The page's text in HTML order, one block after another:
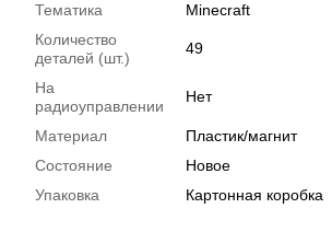
Тематика
Minecraft
Количество
деталей (шт.)
49
На
радиоуправлении
Нет
Материал
Пластик/магнит
Состояние
Новое
Упаковка
Картонная коробка